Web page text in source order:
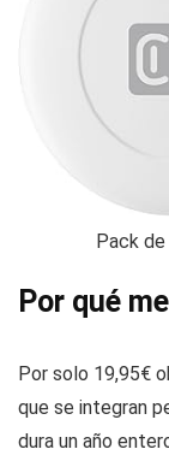
Pack
Por qué
Por solo 19,95€
que se integran
dura un año